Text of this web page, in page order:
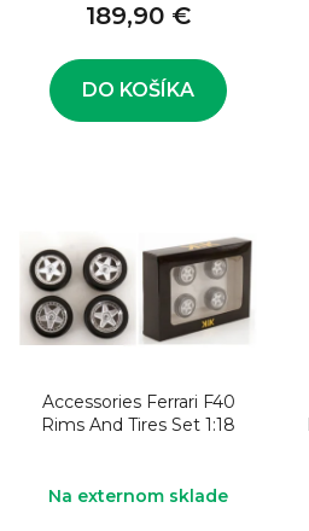
189,90 €
DO KOŠÍKA
Accessories Ferrari F40
Rims And Tires Set 1:18
Na externom sklade